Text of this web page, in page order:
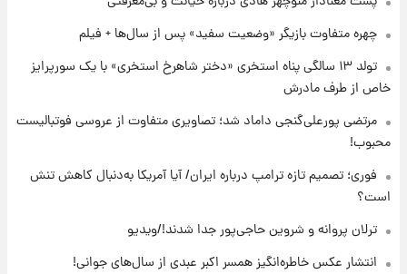
فال روزانه واقعی دوشنبه ۱۹ مرداد ۱۴۰۵
۲۳ ساعت پیش
قیمت دلار، یورو و سایر ارزها امروز ۱۸ مردادماه
چهره متفاوت بازیگر «وضعیت سفید» پس از سال‌ها + فیلم
تولد ۱۳ سالگی پناه استخری «دختر شاهرخ استخری» با یک سورپرایز
خاص از طرف مادرش
مرتضی پورعلی‌گنجی داماد شد؛ تصاویری متفاوت از عروسی فوتبالیست
محبوب!
فوری؛ تصمیم تازه ترامپ درباره ایران/ آیا آمریکا به‌دنبال کاهش تنش
است؟
ترلان پروانه و شروین حاجی‌پور جدا شدند!/ویدیو
انتشار عکس خاطره‌انگیز همسر اکبر عبدی از سال‌های جوانی!